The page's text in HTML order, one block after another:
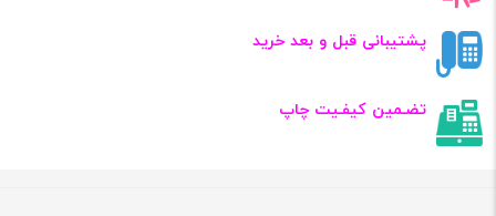
پشتیبانی قبل و بعد خرید
تضـمین کیفـیت چاپ